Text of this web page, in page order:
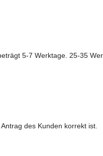
5-7 Werktage. 25-35
des Kunden korrekt ist.